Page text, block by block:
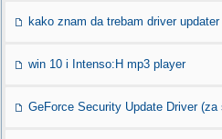
kako znam da trebam driver
win 10 i Intenso:H mp3 player
GeForce Security Update Driver (za